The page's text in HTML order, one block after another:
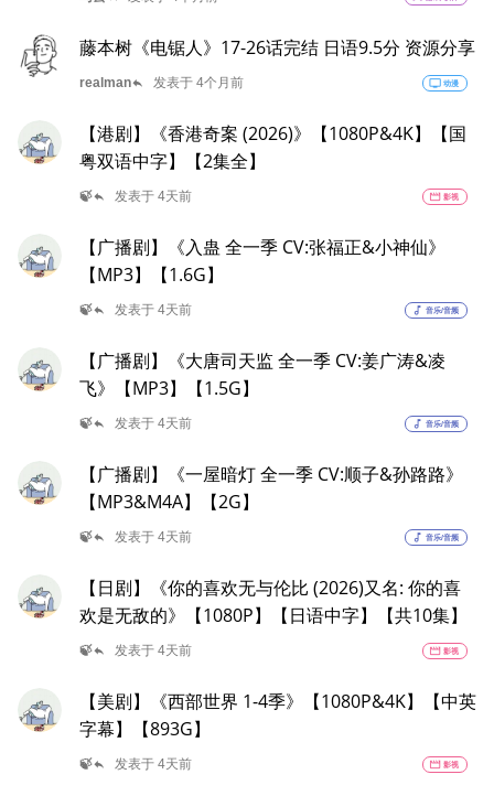
藤本树《电锯人》17-26话完结 日语9.5分 资源分享
realmanreply 发表于 4个月前 tv 动漫
【港剧】《香港奇案 (2026)》【1080P&4K】【国
粤双语中字】【2集全】
🍃reply 发表于 4天前 movie 影视
【广播剧】《入蛊 全一季 CV:张福正&小神仙》
【MP3】【1.6G】
🍃reply 发表于 4天前 music_note 音乐/音频
【广播剧】《大唐司天监 全一季 CV:姜广涛&凌
飞》【MP3】【1.5G】
🍃reply 发表于 4天前 music_note 音乐/音频
【广播剧】《一屋暗灯 全一季 CV:顺子&孙路路》
【MP3&M4A】【2G】
🍃reply 发表于 4天前 music_note 音乐/音频
【日剧】《你的喜欢无与伦比 (2026)又名: 你的喜
欢是无敌的》【1080P】【日语中字】【共10集】
🍃reply 发表于 4天前 movie 影视
【美剧】《西部世界 1-4季》【1080P&4K】【中英
字幕】【893G】
🍃reply 发表于 4天前 movie 影视